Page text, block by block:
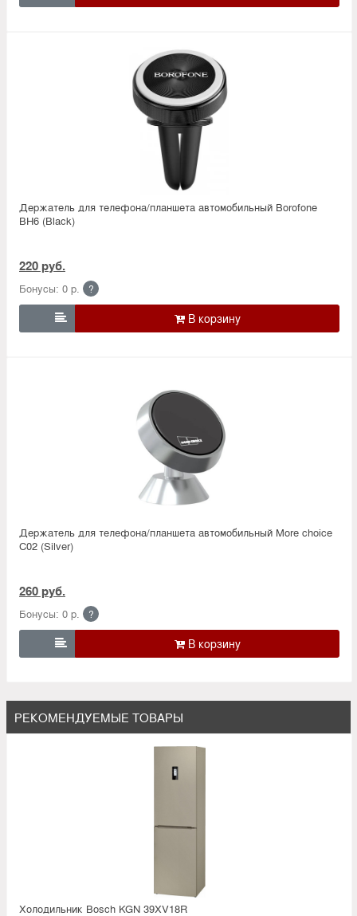
Держатель для телефона/планшета автомобильный Borofone
BH6 (Black)
220 руб.
Бонусы: 0 р. ?

Держатель для телефона/планшета автомобильный More choice
C02 (Silver)
260 руб.
Бонусы: 0 р. ?

РЕКОМЕНДУЕМЫЕ ТОВАРЫ
Холодильник Bosсh KGN 39XV18R